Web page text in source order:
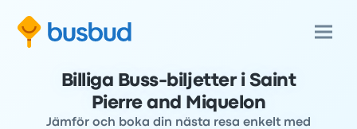
Billiga Buss-biljetter i Saint
Pierre and Miquelon
Jämför och boka din nästa resa enkelt med